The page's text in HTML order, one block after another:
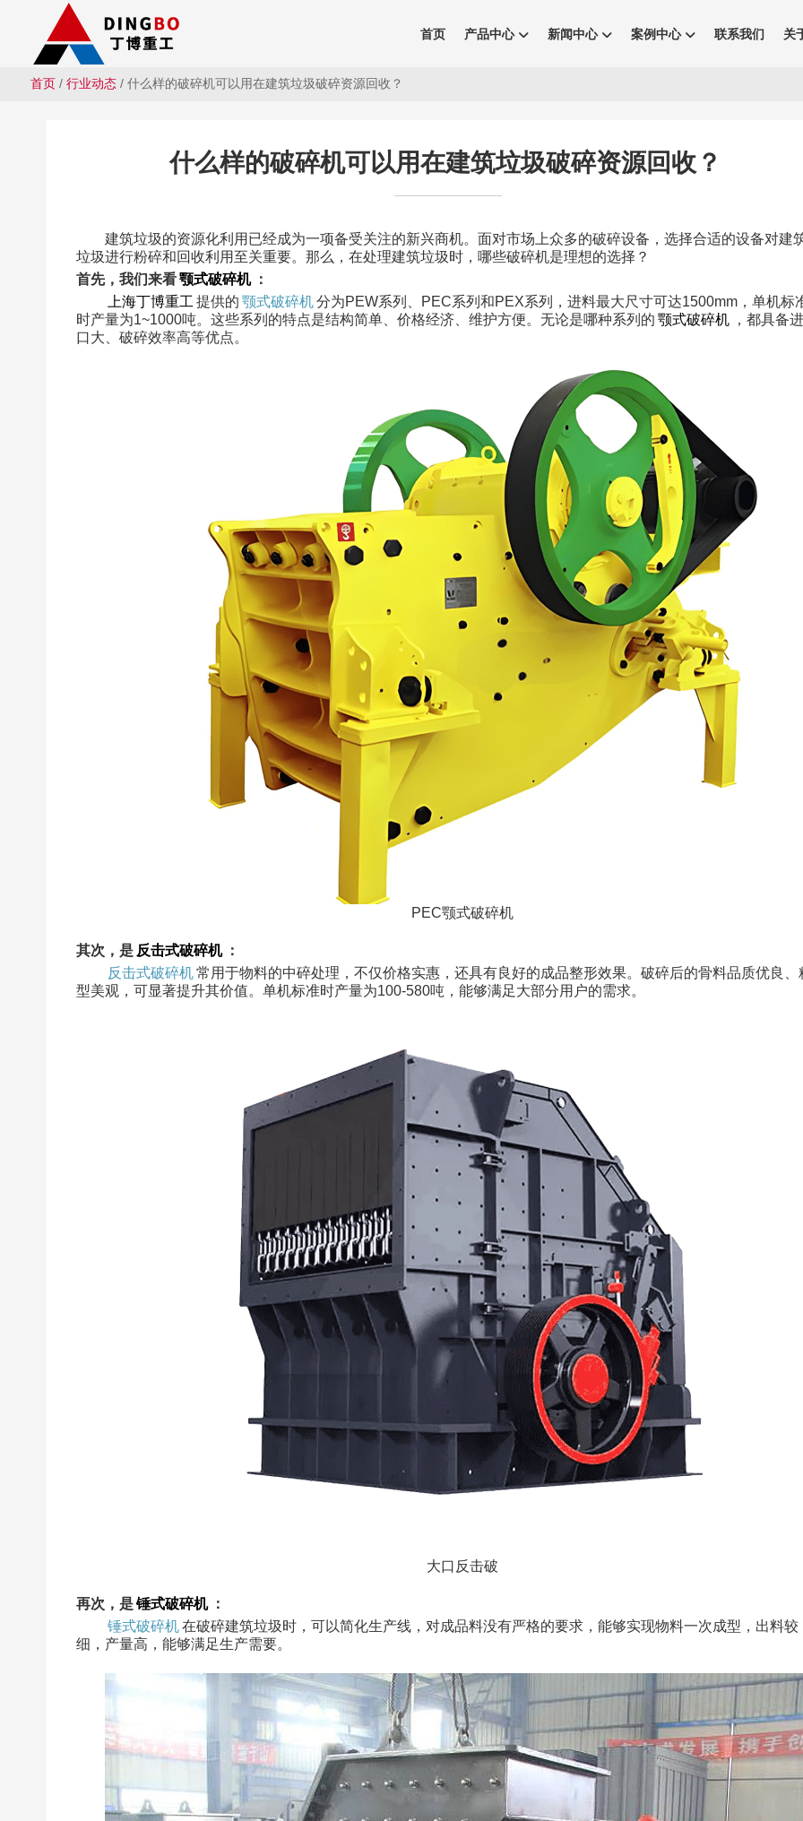
首页 产品中心 新闻中心 案例中心 联系我们 关
首页/ 行业动态/ 什么样的破碎机可以用在建筑垃圾破碎资源回收？
什么样的破碎机可以用在建筑垃圾破碎资源回收？
建筑垃圾的资源化利用已经成为一项备受关注的新兴商机。面对市场上众多的破碎设备，选择合适的设备对建
垃圾进行粉碎和回收利用至关重要。那么，在处理建筑垃圾时，哪些破碎机是理想的选择？
首先，我们来看 颚式破碎机
：
上海丁博重工 提供的 颚式破碎机 分为PEW系列、PEC系列和PEX系列，进料最大尺寸可达1500mm，单机标
时产量为1~1000吨。这些系列的特点是结构简单、价格经济、维护方便。无论是哪种系列的 颚式破碎机
，都具备
口大、破碎效率高等优点。
PEC颚式破碎机
其次，是 反击式破碎机
：
反击式破碎机 常用于物料的中碎处理，不仅价格实惠，还具有良好的成品整形效果。破碎后的骨料品质优良、
型美观，可显著提升其价值。单机标准时产量为100-580吨，能够满足大部分用户的需求。
大口反击破
再次，是 锤式破碎机
：
锤式破碎机 在破碎建筑垃圾时，可以简化生产线，对成品料没有严格的要求，能够实现物料一次成型，出料较
细，产量高，能够满足生产需要。